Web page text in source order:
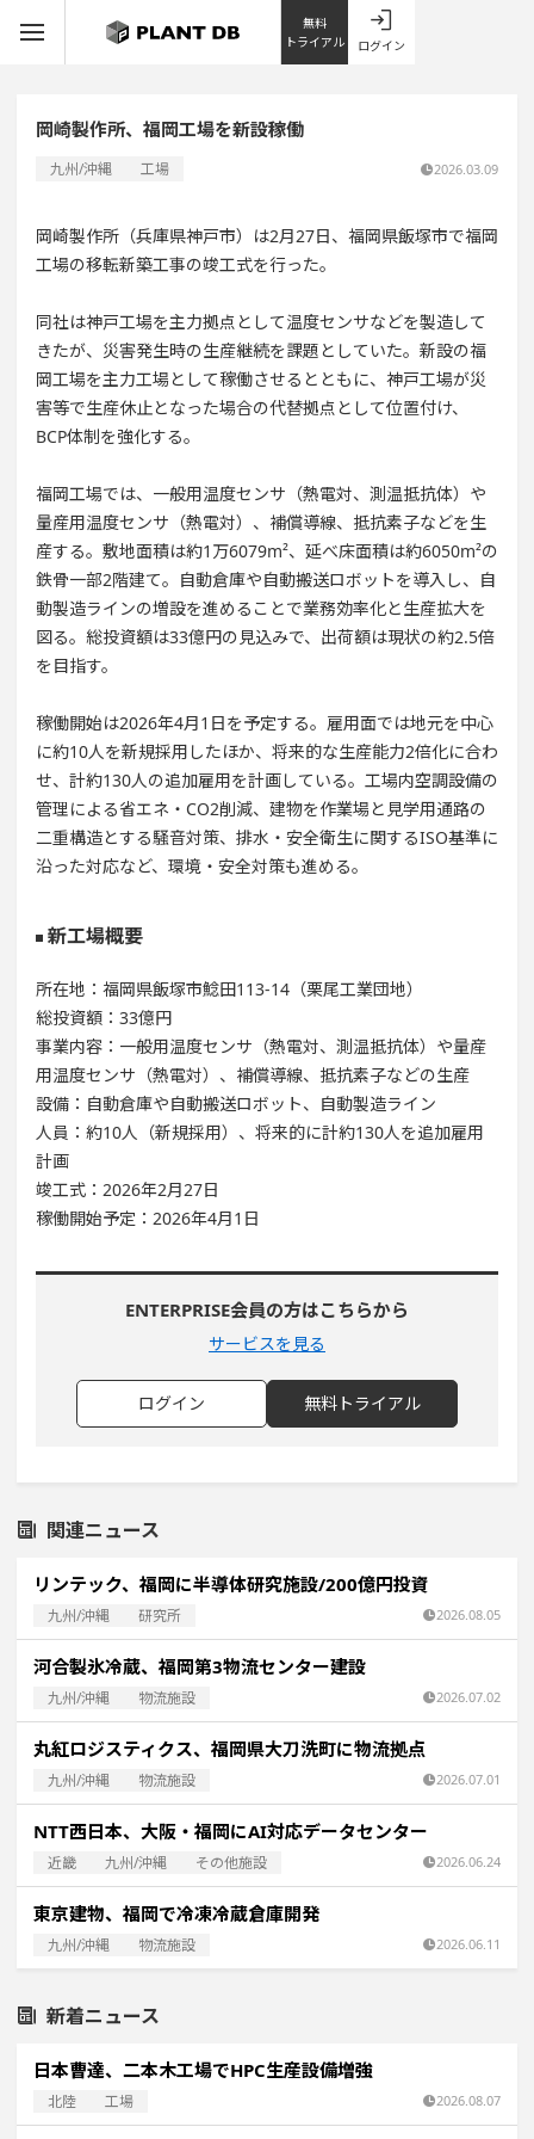
無料
トライアル
ログイン
岡崎製作所、福岡工場を新設稼働
九州/沖縄 工場 2026.03.09
岡崎製作所（兵庫県神戸市）は2月27日、福岡県飯塚市で福岡
工場の移転新築工事の竣工式を行った。
同社は神戸工場を主力拠点として温度センサなどを製造して
きたが、災害発生時の生産継続を課題としていた。新設の福
岡工場を主力工場として稼働させるとともに、神戸工場が災
害等で生産休止となった場合の代替拠点として位置付け、
BCP体制を強化する。
福岡工場では、一般用温度センサ（熱電対、測温抵抗体）や
量産用温度センサ（熱電対）、補償導線、抵抗素子などを生
産する。敷地面積は約1万6079m²、延べ床面積は約6050m²の
鉄骨一部2階建て。自動倉庫や自動搬送ロボットを導入し、自
動製造ラインの増設を進めることで業務効率化と生産拡大を
図る。総投資額は33億円の見込みで、出荷額は現状の約2.5倍
を目指す。
稼働開始は2026年4月1日を予定する。雇用面では地元を中心
に約10人を新規採用したほか、将来的な生産能力2倍化に合わ
せ、計約130人の追加雇用を計画している。工場内空調設備の
管理による省エネ・CO2削減、建物を作業場と見学用通路の
二重構造とする騒音対策、排水・安全衛生に関するISO基準に
沿った対応など、環境・安全対策も進める。
新工場概要
所在地：福岡県飯塚市鯰田113-14（栗尾工業団地）
総投資額：33億円
事業内容：一般用温度センサ（熱電対、測温抵抗体）や量産
用温度センサ（熱電対）、補償導線、抵抗素子などの生産
設備：自動倉庫や自動搬送ロボット、自動製造ライン
人員：約10人（新規採用）、将来的に計約130人を追加雇用
計画
竣工式：​​2026年2月27日
稼働開始予定：2026年4月1日
ENTERPRISE会員の方はこちらから
サービスを見る
ログイン 無料トライアル
関連ニュース
リンテック、福岡に半導体研究施設/200億円投資
九州/沖縄 研究所 2026.08.05
河合製氷冷蔵、福岡第3物流センター建設
九州/沖縄 物流施設 2026.07.02
丸紅ロジスティクス、福岡県大刀洗町に物流拠点
九州/沖縄 物流施設 2026.07.01
NTT西日本、大阪・福岡にAI対応データセンター
近畿 九州/沖縄 その他施設 2026.06.24
東京建物、福岡で冷凍冷蔵倉庫開発
九州/沖縄 物流施設 2026.06.11
新着ニュース
日本曹達、二本木工場でHPC生産設備増強
北陸 工場 2026.08.07